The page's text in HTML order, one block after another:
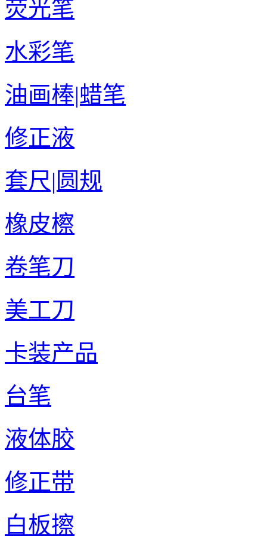
荧光笔
水彩笔
油画棒|蜡笔
修正液
套尺|圆规
橡皮檫
卷笔刀
美工刀
卡装产品
台笔
液体胶
修正带
白板擦